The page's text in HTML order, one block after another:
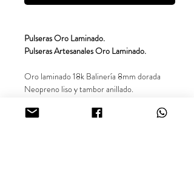
Pulseras Oro Laminado.
Pulseras Artesanales Oro Laminado.
Oro laminado 18k Balinería 8mm dorada
Neopreno liso y tambor anillado.
*Balinería con 5 años de garantía*